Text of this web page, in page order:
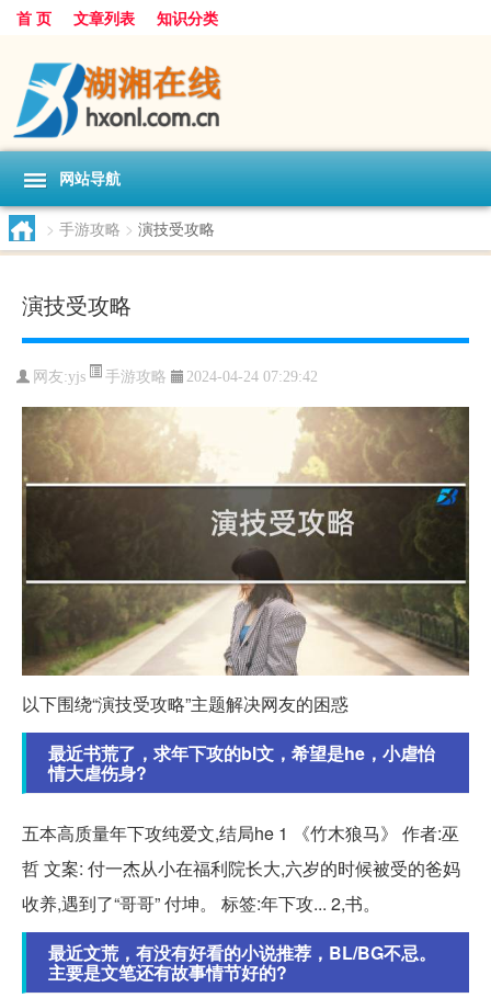
首 页 文章列表 知识分类
网站导航
> 手游攻略 > 演技受攻略
演技受攻略
网友:yjs 手游攻略 2024-04-24 07:29:42
以下围绕“演技受攻略”主题解决网友的困惑
最近书荒了，求年下攻的bl文，希望是he，小虐怡
情大虐伤身?
五本高质量年下攻纯爱文,结局he 1 《竹木狼马》 作者:巫
哲 文案: 付一杰从小在福利院长大,六岁的时候被受的爸妈
收养,遇到了“哥哥” 付坤。 标签:年下攻... 2,书。
最近文荒，有没有好看的小说推荐，BL/BG不忌。
主要是文笔还有故事情节好的?